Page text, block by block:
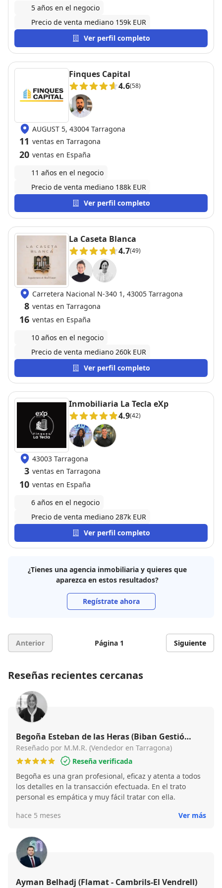
5 años en el negocio
Precio de venta mediano 159k EUR
Ver perfil completo
Finques Capital
4.6(58)
AUGUST 5, 43004 Tarragona
11 ventas en Tarragona
20 ventas en España
11 años en el negocio
Precio de venta mediano 188k EUR
Ver perfil completo
La Caseta Blanca
4.7(49)
Carretera Nacional N-340 1, 43005 Tarragona
8 ventas en Tarragona
16 ventas en España
10 años en el negocio
Precio de venta mediano 260k EUR
Ver perfil completo
Inmobiliaria La Tecla eXp
4.9(42)
43003 Tarragona
3 ventas en Tarragona
10 ventas en España
6 años en el negocio
Precio de venta mediano 287k EUR
Ver perfil completo
¿Tienes una agencia inmobiliaria y quieres que
aparezca en estos resultados?
Regístrate ahora
Anterior Página 1 Siguiente
Reseñas recientes cercanas
Begoña Esteban de las Heras (Biban Gestió
Immobiliària)
Reseñado por M.M.R. (Vendedor en Tarragona)
Reseña verificada
Begoña es una gran profesional, eficaz y atenta a todos
los detalles en la transacción efectuada. En el trato
personal es empática y muy fácil tratar con ella.
hace 5 meses
Ver más
Ayman Belhadj (Flamat - Cambrils-El Vendrell)